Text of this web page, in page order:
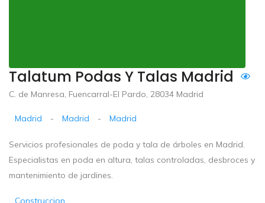
Talatum Podas Y Talas Madrid
C. de Manresa, Fuencarral-El Pardo, 28034 Madrid
Madrid - Madrid - Madrid
Servicios profesionales de poda y tala de árboles en Madrid.
Especialistas en poda en altura, talas controladas, desbroces y
mantenimiento de jardines.
Construccion